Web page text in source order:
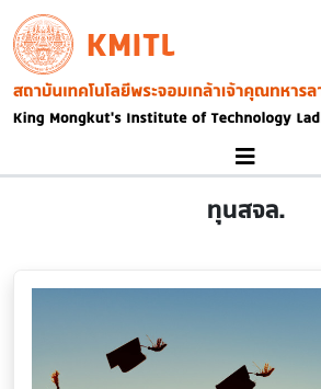
Skip to main content
KMITL
Image
ทุนสจล.